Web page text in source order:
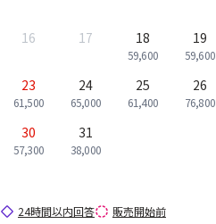
16 17 18
59,600
19
59,600
23
61,500
24
65,000
25
61,400
26
76,800
30
57,300
31
38,000
24時間以内回答
販売開始前